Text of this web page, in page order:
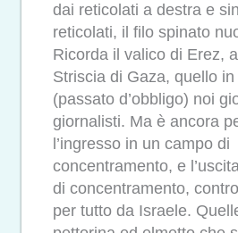
dai reticolati a destra e
reticolati, il filo spinato
Ricorda il valico di Erez,
Striscia di Gaza, quello
(passato d’obbligo) noi
giornalisti. Ma è ancora
l’ingresso in un campo di
concentramento, e
di concentramento,
per tutto da Israele.